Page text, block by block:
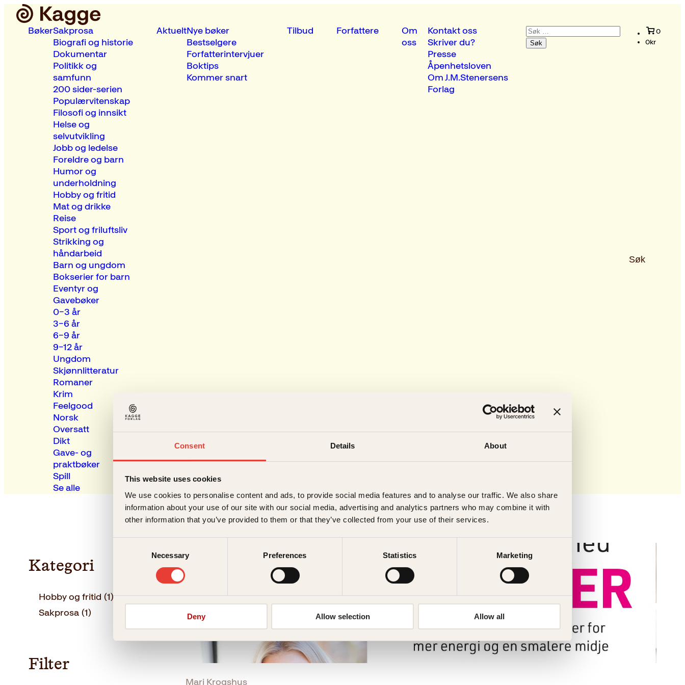
Consent Details About
This website uses cookies
We use cookies to personalise content and ads, to provide social media features and to analyse our traffic. We also share
information about your use of our site with our social media, advertising and analytics partners who may combine it with
other information that you’ve provided to them or that they’ve collected from your use of their services.
Necessary Preferences Statistics Marketing
Deny Allow selection Allow all
BøkerSakprosa
Biografi og historie
Dokumentar
Politikk og
samfunn
200 sider-serien
Populærvitenskap
Filosofi og innsikt
Helse og
selvutvikling
Jobb og ledelse
Foreldre og barn
Humor og
underholdning
Hobby og fritid
Mat og drikke
Reise
Sport og friluftsliv
Strikking og
håndarbeid
Barn og ungdom
Bokserier for barn
Eventyr og
Gavebøker
0–3 år
3–6 år
6–9 år
9–12 år
Ungdom
Skjønnlitteratur
Romaner
Krim
Feelgood
Norsk
Oversatt
Dikt
Gave- og
praktbøker
Spill
Se alle
AktueltNye bøker
Bestselgere
Forfatterintervjuer
Boktips
Kommer snart
Tilbud Forfattere
Om
oss
Kontakt oss
Skriver du?
Presse
Åpenhetsloven
Om J.M.Stenersens
Forlag
Søk
etter:
Søk
0
0kr
Kategori
Hobby og fritid (1)
Sakprosa (1)
Filter
Mari Krogshus